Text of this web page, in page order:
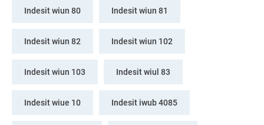
Indesit wiun 80 Indesit wiun 81
Indesit wiun 82 Indesit wiun 102
Indesit wiun 103 Indesit wiul 83
Indesit wiue 10 Indesit iwub 4085